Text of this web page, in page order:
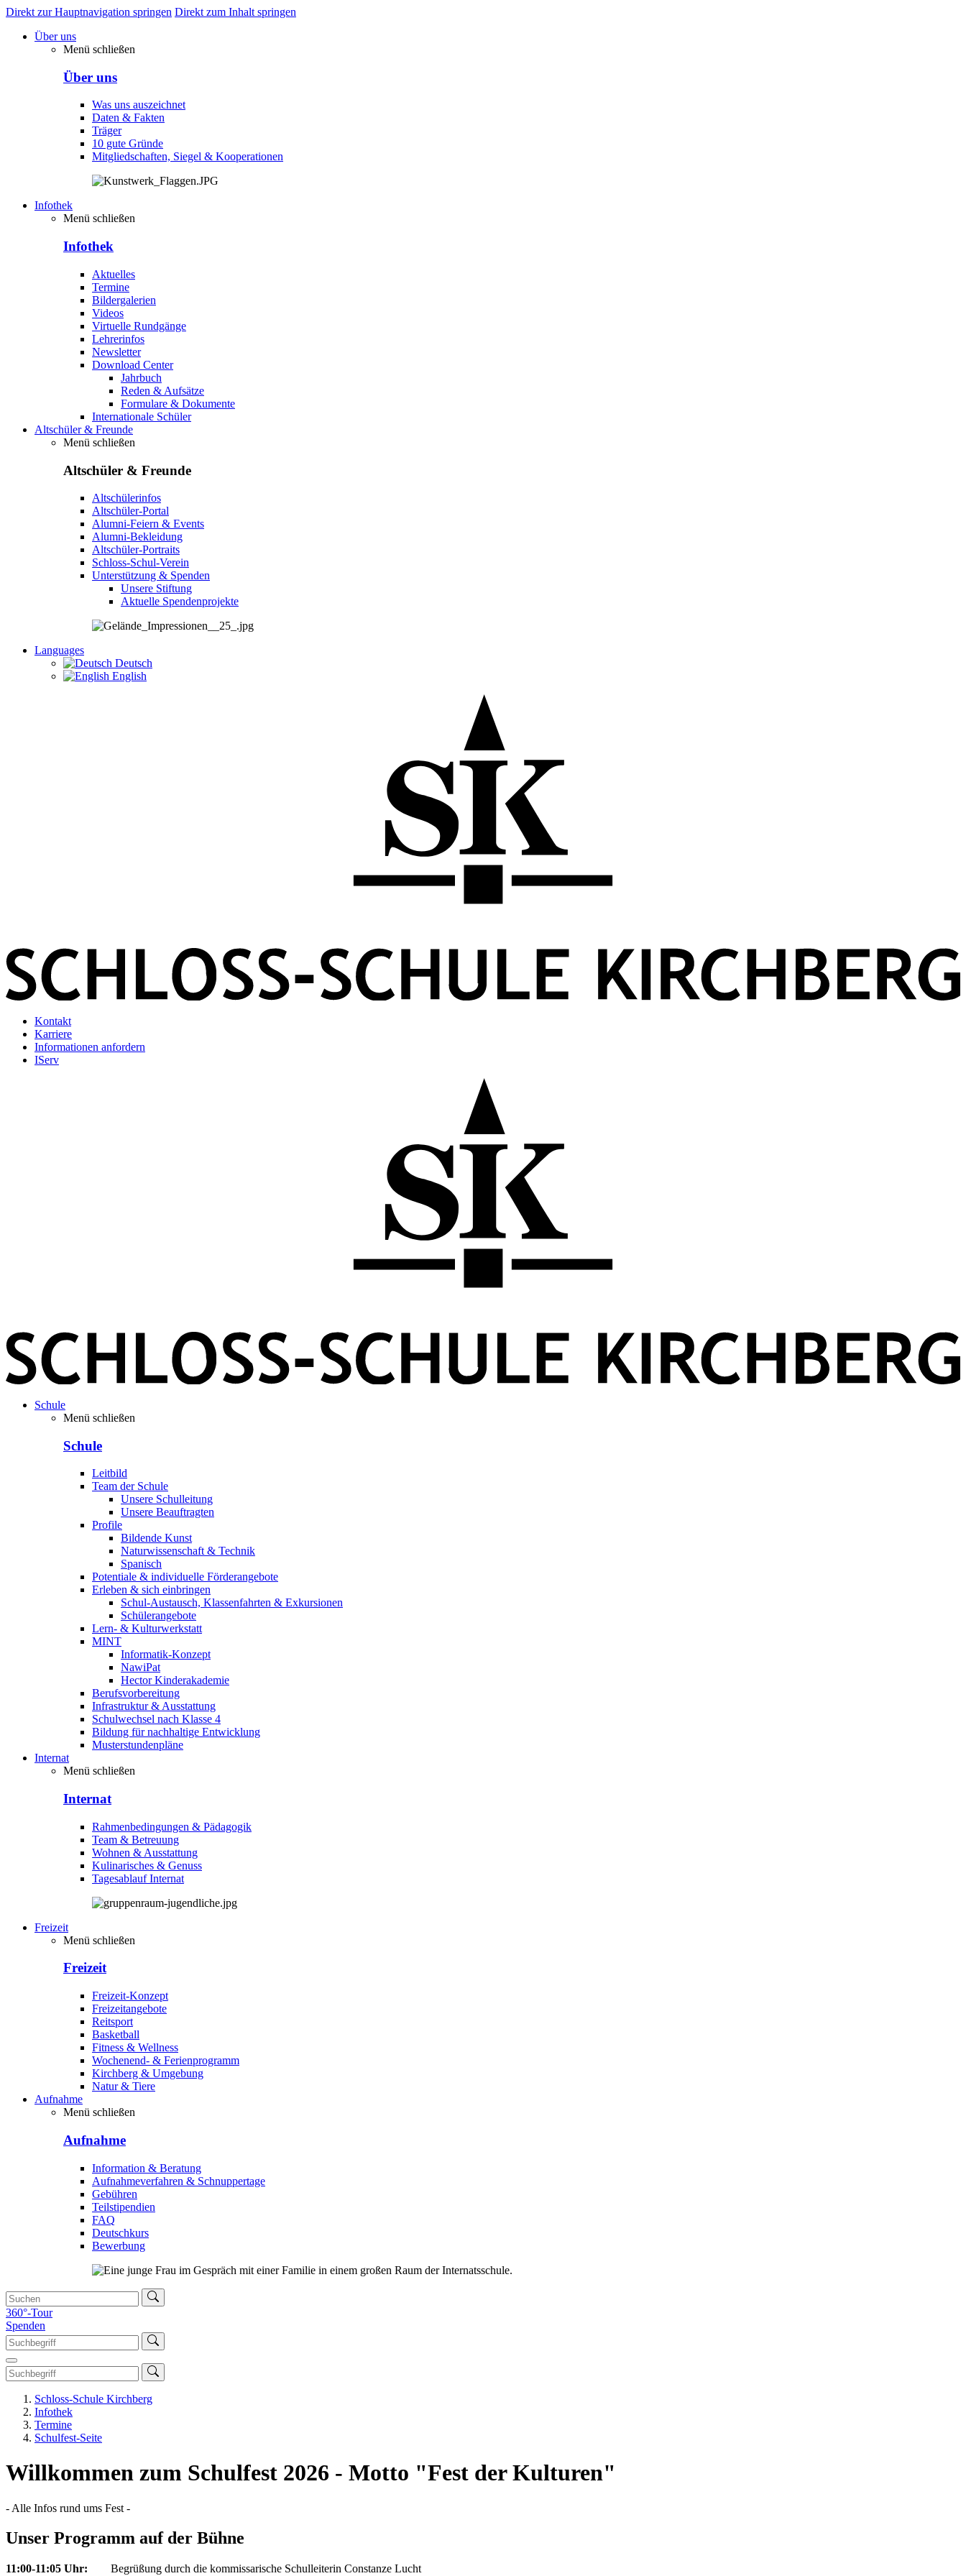
Direkt zur Hauptnavigation springen Direkt zum Inhalt springen
Über uns
Menü schließen
Über uns
Was uns auszeichnet
Daten & Fakten
Träger
10 gute Gründe
Mitgliedschaften, Siegel & Kooperationen
Infothek
Menü schließen
Infothek
Aktuelles
Termine
Bildergalerien
Videos
Virtuelle Rundgänge
Lehrerinfos
Newsletter
Download Center
Jahrbuch
Reden & Aufsätze
Formulare & Dokumente
Internationale Schüler
Altschüler & Freunde
Menü schließen
Altschüler & Freunde
Altschülerinfos
Altschüler-Portal
Alumni-Feiern & Events
Alumni-Bekleidung
Altschüler-Portraits
Schloss-Schul-Verein
Unterstützung & Spenden
Unsere Stiftung
Aktuelle Spendenprojekte
Languages
Deutsch
English
Kontakt
Karriere
Informationen anfordern
IServ
Schule
Menü schließen
Schule
Leitbild
Team der Schule
Unsere Schulleitung
Unsere Beauftragten
Profile
Bildende Kunst
Naturwissenschaft & Technik
Spanisch
Potentiale & individuelle Förderangebote
Erleben & sich einbringen
Schul-Austausch, Klassenfahrten & Exkursionen
Schülerangebote
Lern- & Kulturwerkstatt
MINT
Informatik-Konzept
NawiPat
Hector Kinderakademie
Berufsvorbereitung
Infrastruktur & Ausstattung
Schulwechsel nach Klasse 4
Bildung für nachhaltige Entwicklung
Musterstundenpläne
Internat
Menü schließen
Internat
Rahmenbedingungen & Pädagogik
Team & Betreuung
Wohnen & Ausstattung
Kulinarisches & Genuss
Tagesablauf Internat
Freizeit
Menü schließen
Freizeit
Freizeit-Konzept
Freizeitangebote
Reitsport
Basketball
Fitness & Wellness
Wochenend- & Ferienprogramm
Kirchberg & Umgebung
Natur & Tiere
Aufnahme
Menü schließen
Aufnahme
Information & Beratung
Aufnahmeverfahren & Schnuppertage
Gebühren
Teilstipendien
FAQ
Deutschkurs
Bewerbung
360°-Tour
Spenden
Schloss-Schule Kirchberg
Infothek
Termine
Schulfest-Seite
Willkommen zum Schulfest 2026 - Motto "Fest der Kulturen"
- Alle Infos rund ums Fest -
Unser Programm auf der Bühne
11:00-11:05 Uhr: Begrüßung durch die kommissarische Schulleiterin Constanze Lucht